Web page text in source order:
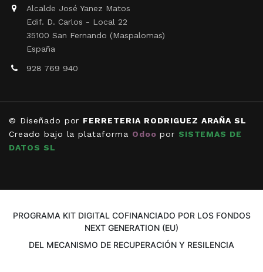
Alcalde José Yanez Matos
Edif. D. Carlos - Local 22
35100 San Fernando (Maspalomas)
España
928 769 940
© Diseñado por FERRETERIA RODRIGUEZ ARAÑA SL
Creado bajo la plataforma Odoo por SISTEMAS DE
DATOS SL
PROGRAMA KIT DIGITAL COFINANCIADO POR LOS FONDOS
NEXT GENERATION (EU)
DEL MECANISMO DE RECUPERACIÓN Y RESILENCIA